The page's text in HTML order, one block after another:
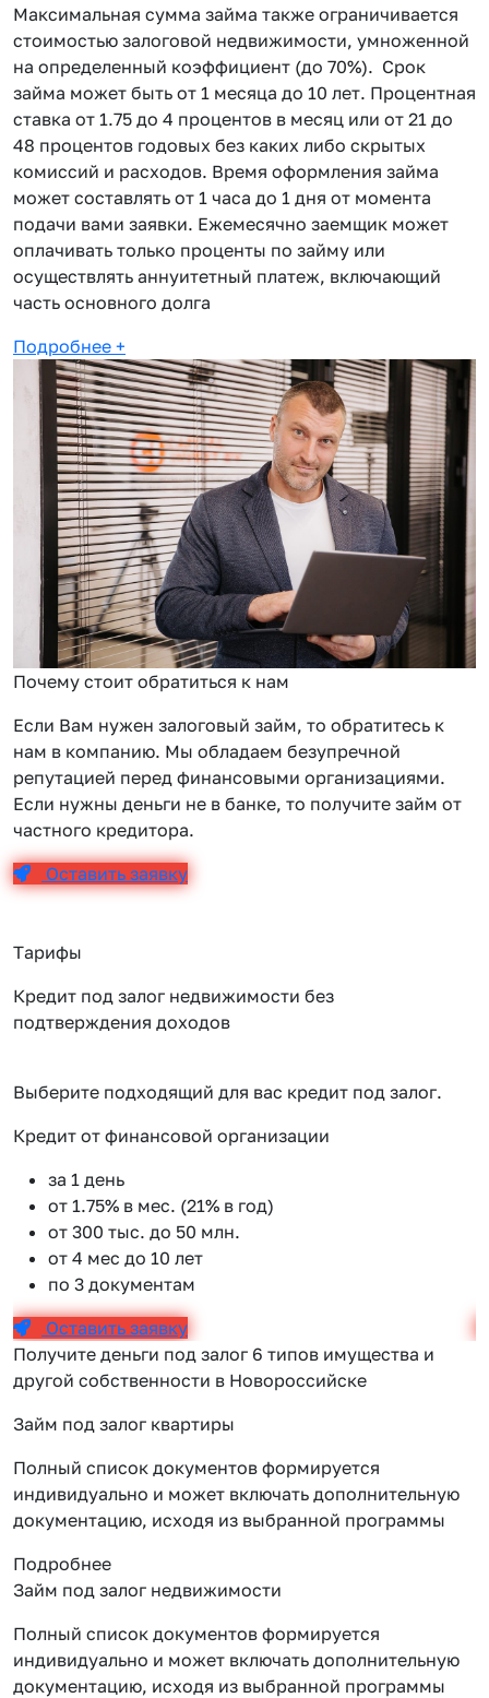
Максимальная сумма займа также ограничивается
стоимостью залоговой недвижимости, умноженной
на определенный коэффициент (до 70%). Срок
займа может быть от 1 месяца до 10 лет. Процентная
ставка от 1.75 до 4 процентов в месяц или от 21 до
48 процентов годовых без каких либо скрытых
комиссий и расходов. Время оформления займа
может составлять от 1 часа до 1 дня от момента
подачи вами заявки. Ежемесячно заемщик может
оплачивать только проценты по займу или
осуществлять аннуитетный платеж, включающий
часть основного долга
Подробнее +
Почему стоит обратиться к нам
Если Вам нужен залоговый займ, то обратитесь к
нам в компанию. Мы обладаем безупречной
репутацией перед финансовыми организациями.
Если нужны деньги не в банке, то получите займ от
частного кредитора.
Оставить заявку
Тарифы
Кредит под залог недвижимости без
подтверждения доходов
Выберите подходящий для вас кредит под залог.
Кредит от финансовой организации
за 1 день
от 1.75% в мес. (21% в год)
от 300 тыс. до 50 млн.
от 4 мес до 10 лет
по 3 документам
Оставить заявку
Получите деньги под залог 6 типов имущества и
другой собственности в Новороссийске
Займ под залог квартиры
Полный список документов формируется
индивидуально и может включать дополнительную
документацию, исходя из выбранной программы
Подробнее
Займ под залог недвижимости
Полный список документов формируется
индивидуально и может включать дополнительную
документацию, исходя из выбранной программы